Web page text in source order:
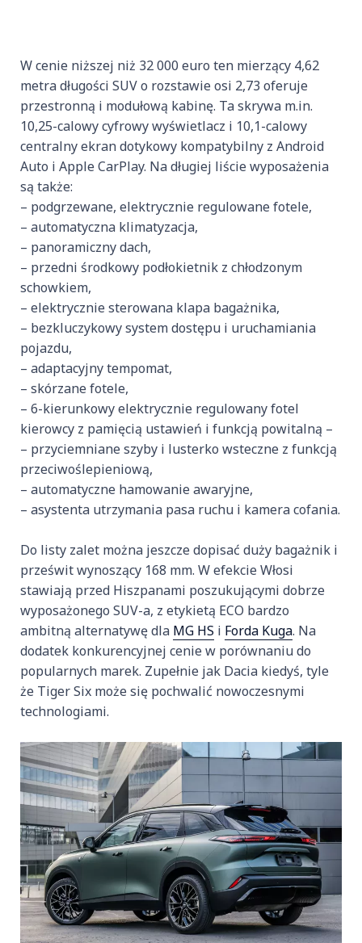
W cenie niższej niż 32 000 euro ten mierzący 4,62
metra długości SUV o rozstawie osi 2,73 oferuje
przestronną i modułową kabinę. Ta skrywa m.in.
10,25-calowy cyfrowy wyświetlacz i 10,1-calowy
centralny ekran dotykowy kompatybilny z Android
Auto i Apple CarPlay. Na długiej liście wyposażenia
są także:
– podgrzewane, elektrycznie regulowane fotele,
– automatyczna klimatyzacja,
– panoramiczny dach,
– przedni środkowy podłokietnik z chłodzonym
schowkiem,
– elektrycznie sterowana klapa bagażnika,
– bezkluczykowy system dostępu i uruchamiania
pojazdu,
– adaptacyjny tempomat,
– skórzane fotele,
– 6-kierunkowy elektrycznie regulowany fotel
kierowcy z pamięcią ustawień i funkcją powitalną –
– przyciemniane szyby i lusterko wsteczne z funkcją
przeciwoślepieniową,
– automatyczne hamowanie awaryjne,
– asystenta utrzymania pasa ruchu i kamera cofania.
Do listy zalet można jeszcze dopisać duży bagażnik i
prześwit wynoszący 168 mm. W efekcie Włosi
stawiają przed Hiszpanami poszukującymi dobrze
wyposażonego SUV-a, z etykietą ECO bardzo
ambitną alternatywę dla MG HS i Forda Kuga. Na
dodatek konkurencyjnej cenie w porównaniu do
popularnych marek. Zupełnie jak Dacia kiedyś, tyle
że Tiger Six może się pochwalić nowoczesnymi
technologiami.